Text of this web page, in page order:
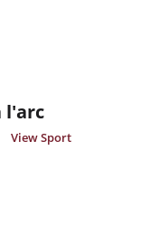
l'arc
View Sport